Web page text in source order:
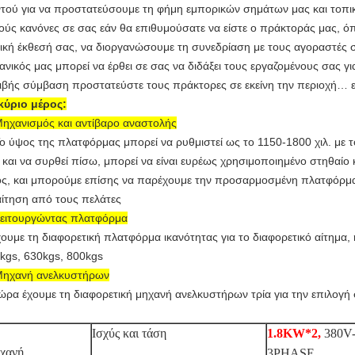
για να προστατεύσουμε τη φήμη εμπορικών σημάτων μας και
κανόνες σε σας εάν θα επιθυμούσατε να είστε ο πράκτοράς μας,
έκθεσή σας, να διοργανώσουμε τη συνεδρίαση με τους αγοραστές
μας μπορεί να έρθει σε σας να διδάξει τους εργαζομένους σας
σύμβαση προστατεύστε τους πράκτορες σε εκείνη την περιοχή…
μέρος:
και αντίβαρο αναστολής
της πλατφόρμας μπορεί να ρυθμιστεί ως το 1150-1800 χιλ. με
να συρθεί πίσω, μπορεί να είναι ευρέως χρησιμοποιημένο στηθαίο
και μπορούμε επίσης να παρέχουμε την προσαρμοσμένη
από τους πελάτες
πλατφόρμα
τη διαφορετική πλατφόρμα ικανότητας για το διαφορετικό αίτημα,
630kgs, 800kgs
ανελκυστήρων
έχουμε τη διαφορετική μηχανή ανελκυστήρων τρία για την
Ισχύς και τάση 1.8KW*2,